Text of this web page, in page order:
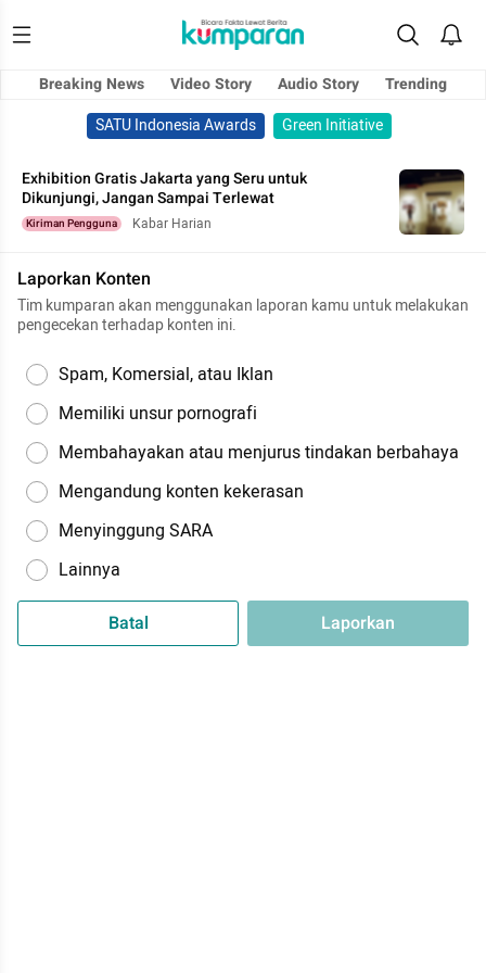
Breaking News Video Story Audio Story
Trending
SATU Indonesia Awards
Green Initiative
Exhibition Gratis Jakarta yang Seru untuk
Dikunjungi, Jangan Sampai Terlewat
Kiriman Pengguna Kabar Harian
Laporkan Konten
Tim kumparan akan menggunakan laporan kamu untuk melakukan
pengecekan terhadap konten ini.
Spam, Komersial, atau Iklan
Memiliki unsur pornografi
Membahayakan atau menjurus tindakan berbahaya
Mengandung konten kekerasan
Menyinggung SARA
Lainnya
Batal Laporkan